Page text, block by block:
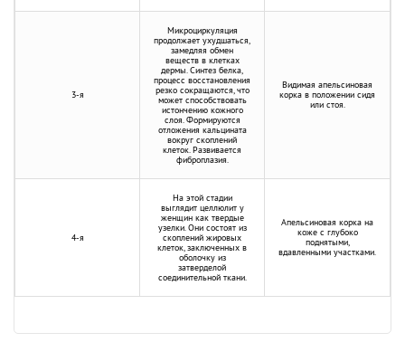
3-я
Микроциркуляция
продолжает ухудшаться,
замедляя обмен
веществ в клетках
дермы. Синтез белка,
процесс восстановления
резко сокращаются, что
может способствовать
истончению кожного
слоя. Формируются
отложения кальцината
вокруг скоплений
клеток. Развивается
фиброплазия.
Видимая апельсиновая
корка в положении сидя
или стоя.
4-я
На этой стадии
выглядит целлюлит у
женщин как твердые
узелки. Они состоят из
скоплений жировых
клеток, заключенных в
оболочку из
затверделой
соединительной ткани.
Апельсиновая корка на
коже с глубоко
поднятыми,
вдавленными участками.